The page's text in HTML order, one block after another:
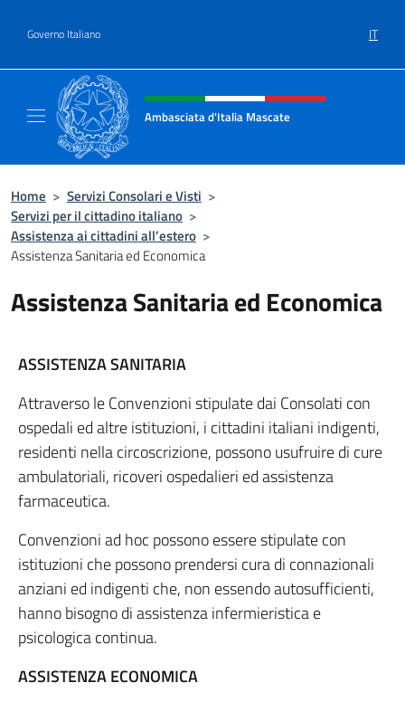
Governo Italiano IT
Intestazione sito, social e menù
Ambasciata d'Italia Mascate
Home > Servizi Consolari e Visti >
Servizi per il cittadino italiano >
Assistenza ai cittadini all’estero >
Assistenza Sanitaria ed Economica
Assistenza Sanitaria ed Economica
ASSISTENZA SANITARIA
Attraverso le Convenzioni stipulate dai Consolati con
ospedali ed altre istituzioni, i cittadini italiani indigenti,
residenti nella circoscrizione, possono usufruire di cure
ambulatoriali, ricoveri ospedalieri ed assistenza
farmaceutica.
Convenzioni ad hoc possono essere stipulate con
istituzioni che possono prendersi cura di connazionali
anziani ed indigenti che, non essendo autosufficienti,
hanno bisogno di assistenza infermieristica e
psicologica continua.
ASSISTENZA ECONOMICA